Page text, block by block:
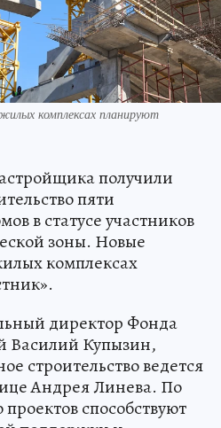
комплексах планируют
получили
пяти
в статусе участников
зоны. Новые
комплексах
директор Фонда
Василий Купызин,
строительство ведется
Андрея Линева. По
способствуют